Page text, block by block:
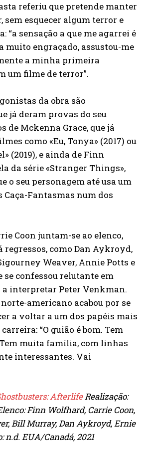
referiu que pretende manter
sem esquecer algum terror e
“a sensação a que me agarrei é
muito engraçado, assustou-me
a minha primeira
um filme de terror”.
da obra são
já deram provas do seu
de Mckenna Grace, que já
como «Eu, Tonya» (2017) ou
(2019), e ainda de Finn
da série «Stranger Things»,
o seu personagem até usa um
Fantasmas num dos
Coon juntam-se ao elenco,
regressos, como Dan Aykroyd,
Weaver, Annie Potts e
se confessou relutante em
interpretar Peter Venkman.
americano acabou por se
a voltar a um dos papéis mais
“O guião é bom. Tem
muita família, com linhas
interessantes. Vai
AfterlifeRealização:
Finn Wolfhard, Carrie Coon,
Bill Murray, Dan Aykroyd, Ernie
n.d. EUA/Canadá, 2021